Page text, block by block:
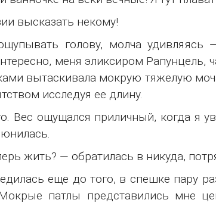
высказать некому!
голову, молча удивляясь
меня эликсиром Рапунцель,
вытаскивала мокрую тяжелую
исследуя ее длину.
Вес ощущался приличный, когда я
жить? — обратилась в никуда,
еще до того, в спешке пару
патлы представились мне